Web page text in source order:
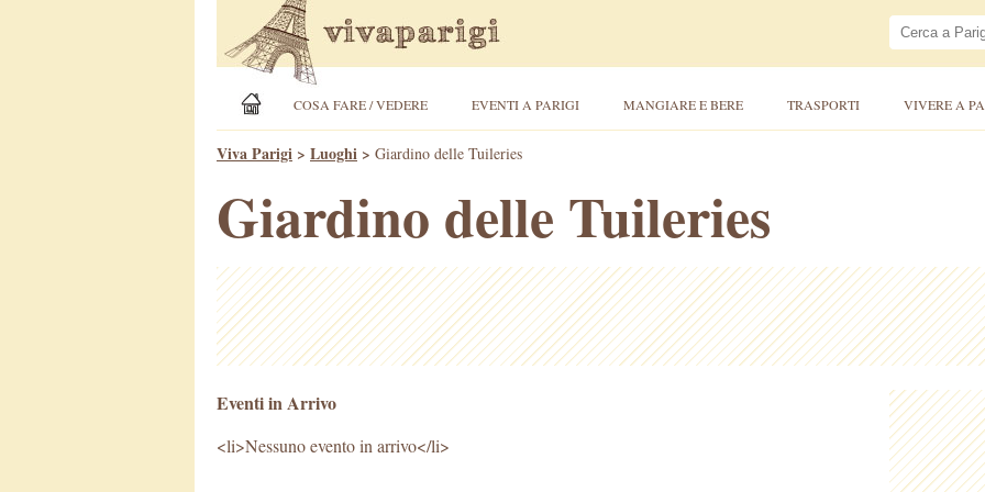
COSA FARE / VEDERE EVENTI A PARIGI MANGIARE E BERE TRASPORTI VIVERE A
Viva Parigi > Luoghi > Giardino delle Tuileries
Giardino delle Tuileries
Eventi in Arrivo
<li>Nessuno evento in arrivo</li>